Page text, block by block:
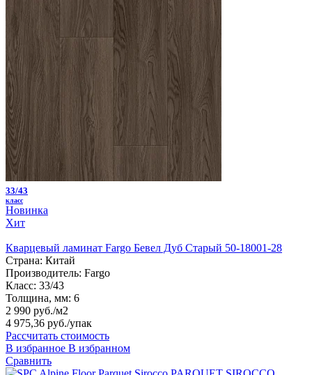
33/43
класс
Новинка
Хит
Кварцевый ламинат Fargo Бевел Дуб Старый 50-18001-28
Страна: Китай
Производитель: Fargo
Класс: 33/43
Толщина, мм: 6
2 990 руб./м2
4 975,36 руб./упак
Рассчитать стоимость
В избранное В избранном
Сравнить